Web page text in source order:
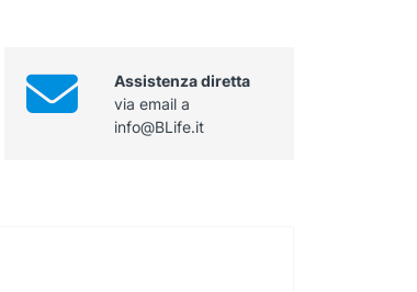
Assistenza diretta
via email a
info@BLife.it